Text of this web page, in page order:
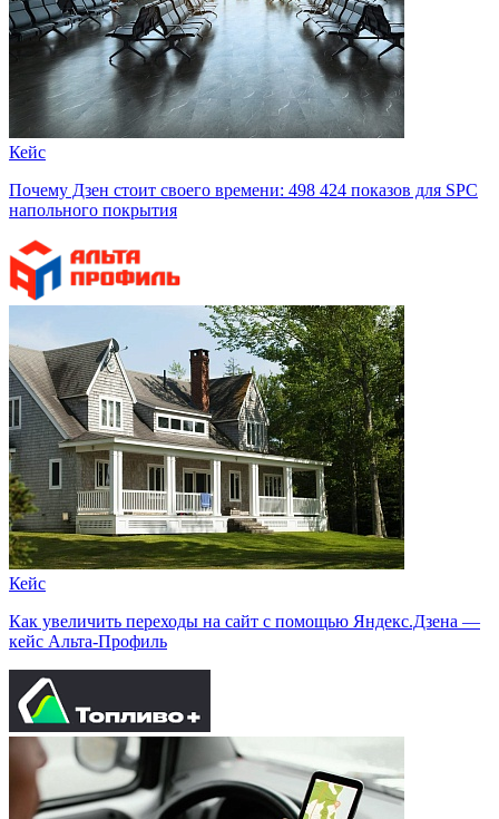
Кейс
Почему Дзен стоит своего времени: 498 424 показов для SPC
напольного покрытия
Кейс
Как увеличить переходы на сайт с помощью Яндекс.Дзена —
кейс Альта-Профиль